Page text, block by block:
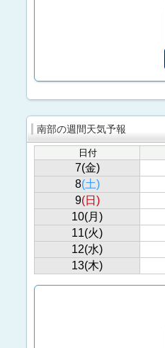
南部の週間天気予報
日付
7(金)
8(土)
9(日)
10(月)
11(火)
12(水)
13(木)